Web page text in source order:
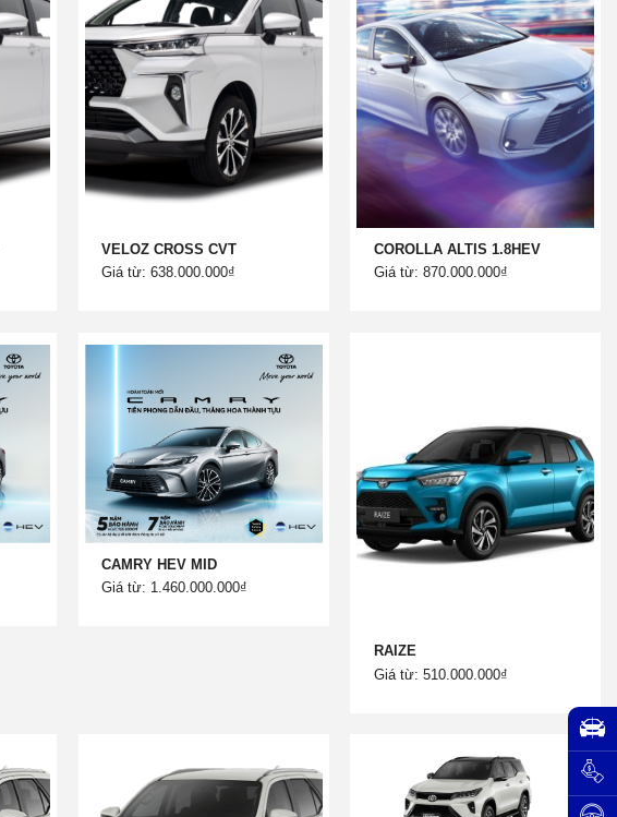
VELOZ CROSS CVT
Giá từ: 638.000.000₫
COROLLA ALTIS 1.8HEV
Giá từ: 870.000.000₫
CAMRY HEV MID
Giá từ: 1.460.000.000₫
RAIZE
Giá từ: 510.000.000₫